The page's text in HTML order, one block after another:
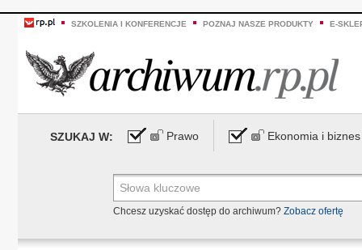
SZKOLENIA I KONFERENCJE POZNAJ NASZE PRODUKTY E-
SZUKAJ W: Prawo Ekonomia i biznes
Chcesz uzyskać dostęp do archiwum? Zobacz ofertę